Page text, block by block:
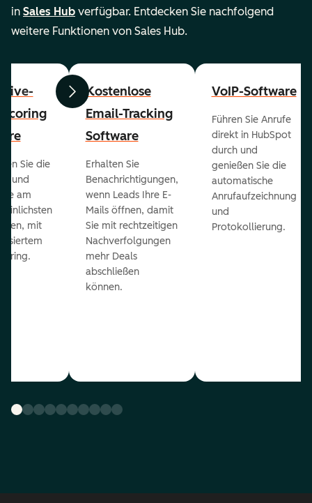
in Sales Hub verfügbar. Entdecken Sie nachfolgend
weitere Funktionen von Sales Hub.
ZurückWeiter
Sie die
und
am
mit
Kostenlose
Email-Tracking
Software
Erhalten Sie
Benachrichtigungen,
wenn Leads Ihre E-
Mails öffnen, damit
Sie mit rechtzeitigen
Nachverfolgungen
mehr Deals
abschließen
können.
VoIP-Software
Führen Sie Anrufe
direkt in HubSpot
durch und
genießen Sie die
automatische
Anrufaufzeichnung
und
Protokollierung.